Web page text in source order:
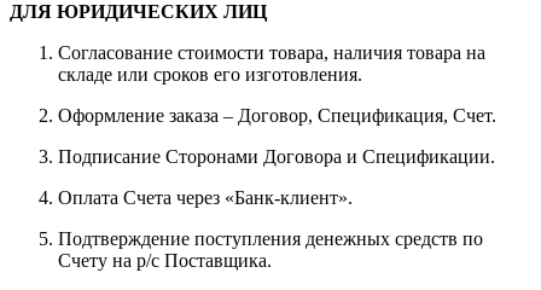
ДЛЯ ЮРИДИЧЕСКИХ ЛИЦ
Согласование стоимости товара, наличия товара на
складе или сроков его изготовления.
Оформление заказа – Договор, Спецификация, Счет.
Подписание Сторонами Договора и Спецификации.
Оплата Счета через «Банк-клиент».
Подтверждение поступления денежных средств по
Счету на р/с Поставщика.